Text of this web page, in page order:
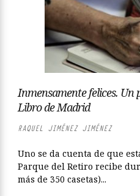
Inmensamente felices. Un
Libro de Madrid
RAQUEL JIMÉNEZ JIMÉNEZ
Uno se da cuenta de que
Parque del Retiro recibe
más de 350 casetas)...